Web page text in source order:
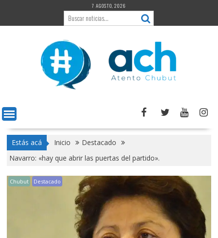
contenido
7 AGOSTO, 2026
Estás acá Inicio
Destacado
Navarro: «hay que abrir las puertas del partido».
Chubut Destacado